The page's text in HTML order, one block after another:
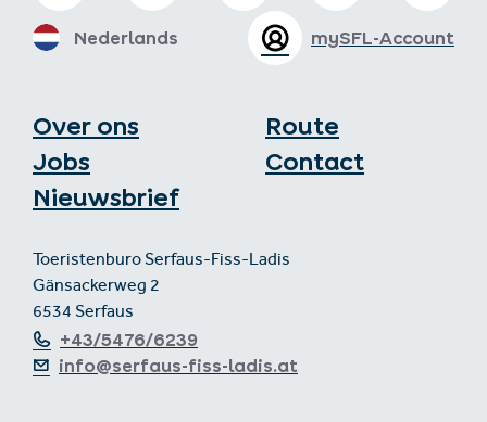
Over ons
Jobs
Nieuwsbrief
Route
Contact
Toeristenburo Serfaus-Fiss-Ladis
Gänsackerweg 2
6534 Serfaus
+43/5476/6239
info@serfaus-fiss-ladis.at
mySFL-Account
Nederlands